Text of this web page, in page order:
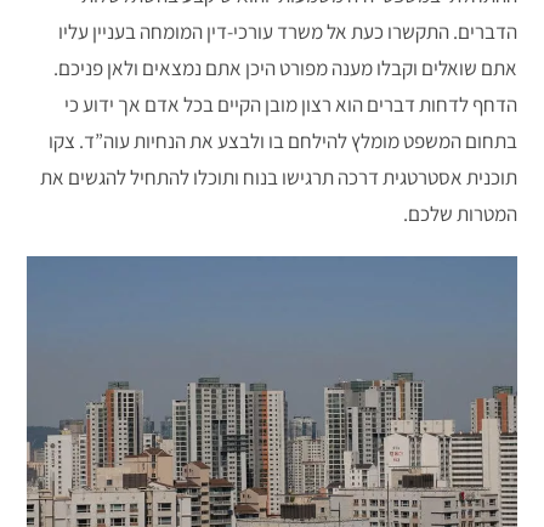
הדברים. התקשרו כעת אל משרד עורכי-דין המומחה בעניין עליו
אתם שואלים וקבלו מענה מפורט היכן אתם נמצאים ולאן פניכם.
הדחף לדחות דברים הוא רצון מובן הקיים בכל אדם אך ידוע כי
בתחום המשפט מומלץ להילחם בו ולבצע את הנחיות עוה”ד. צקו
תוכנית אסטרטגית דרכה תרגישו בנוח ותוכלו להתחיל להגשים את
המטרות שלכם.